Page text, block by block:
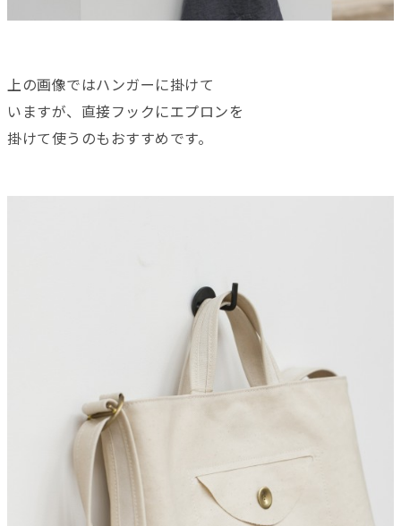
上の画像ではハンガーに掛けて
いますが、直接フックにエプロンを
掛けて使うのもおすすめです。